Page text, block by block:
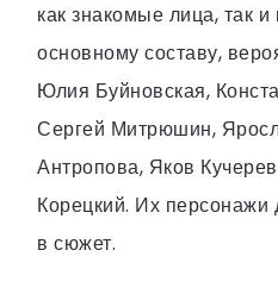
как знакомые лица, так
основному составу,
Юлия Буйновская,
Сергей Митрюшин,
Антропова, Яков
Корецкий. Их персонажи
в сюжет.